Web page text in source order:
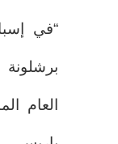
“في
العام